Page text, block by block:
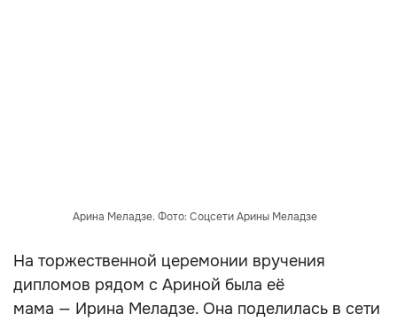
Арина Меладзе. Фото: Соцсети Арины Меладзе
На торжественной церемонии вручения
дипломов рядом с Ариной была её
мама — Ирина Меладзе. Она поделилась в сети